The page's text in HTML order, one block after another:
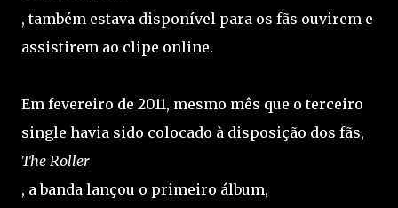
, também estava disponível para os fãs ouvirem e
assistirem ao clipe online.
Em fevereiro de 2011, mesmo mês que o terceiro
single havia sido colocado à disposição dos fãs,
The Roller
, a banda lançou o primeiro álbum,